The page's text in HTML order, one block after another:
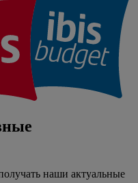
наши актуальные